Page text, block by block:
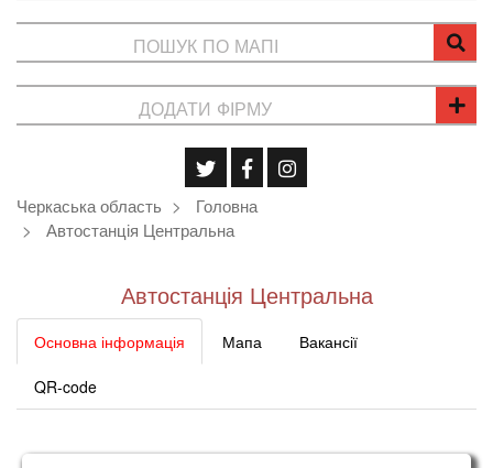
ПОШУК ПО МАПІ
ДОДАТИ ФІРМУ
Черкаська область
Головна
Автостанція Центральна
Автостанція Центральна
Основна інформація Мапа Вакансії
QR-code